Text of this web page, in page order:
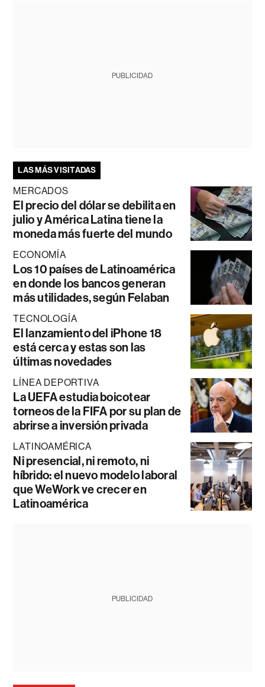
PUBLICIDAD
LAS MÁS VISITADAS
MERCADOS
El precio del dólar se debilita en
julio y América Latina tiene la
moneda más fuerte del mundo
ECONOMÍA
Los 10 países de Latinoamérica
en donde los bancos generan
más utilidades, según Felaban
TECNOLOGÍA
El lanzamiento del iPhone 18
está cerca y estas son las
últimas novedades
LÍNEA DEPORTIVA
La UEFA estudia boicotear
torneos de la FIFA por su plan de
abrirse a inversión privada
LATINOAMÉRICA
Ni presencial, ni remoto, ni
híbrido: el nuevo modelo laboral
que WeWork ve crecer en
Latinoamérica
PUBLICIDAD